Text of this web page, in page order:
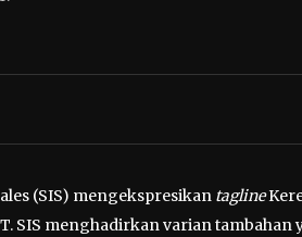
(SIS) mengekspresikan tagline
SIS menghadirkan varian